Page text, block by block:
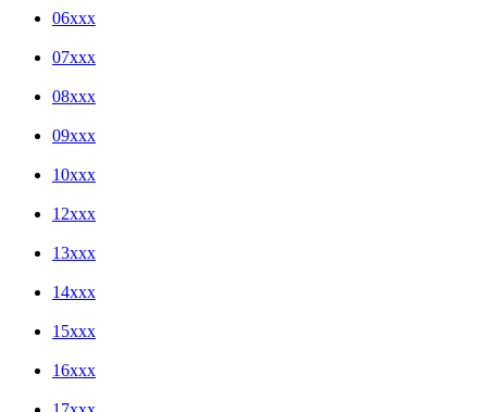
06xxx
07xxx
08xxx
09xxx
10xxx
12xxx
13xxx
14xxx
15xxx
16xxx